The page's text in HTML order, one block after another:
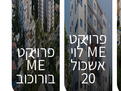
פרויקט
ME לוי
אשכול
20
פרויקט
ME
בורוכוב